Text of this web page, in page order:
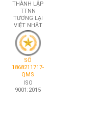
THÀNH LẬP
TTNN
TƯƠNG LẠI
VIỆT NHẬT
SỐ
1868211717-
QMS
ISO
9001:2015